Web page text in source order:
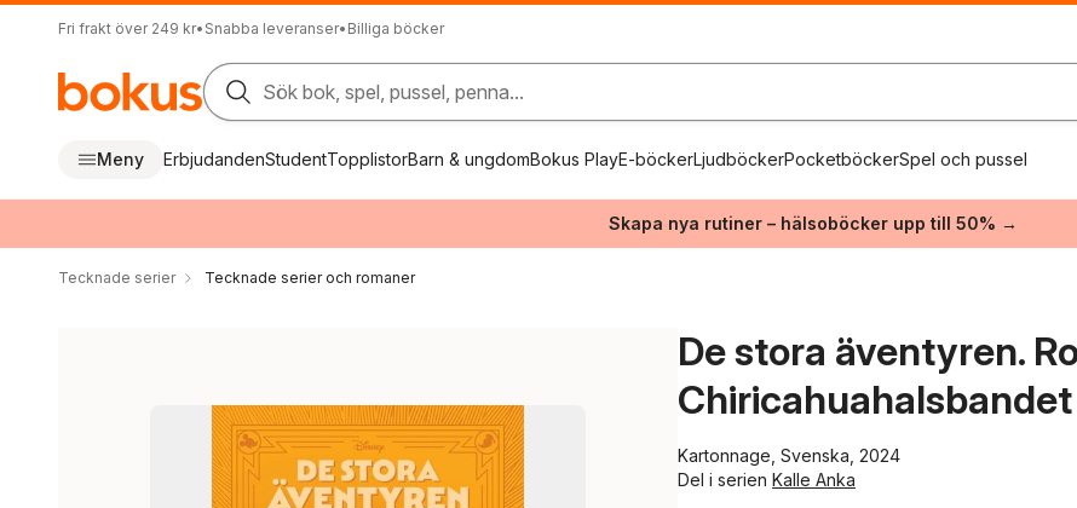
Fri frakt över 249 kr• Snabba leveranser• Billiga böcker
Sök bok, spel, pussel, penna...
Meny ErbjudandenStudentTopplistorBarn & ungdomBokus PlayE-böckerLjudböckerPocketböckerSpel och pussel
Skapa nya rutiner – hälsoböcker upp till 50% →
Tecknade serier Tecknade serier och romaner
De stora äventyren.
Kartonnage, Svenska, 2024
Del i serien Kalle Anka